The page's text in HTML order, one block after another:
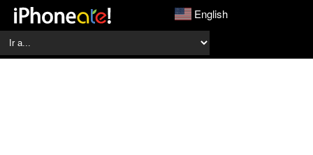
English